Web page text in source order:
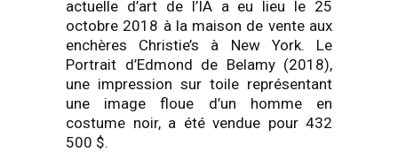
actuelle d’art de l’IA a eu lieu le 25
octobre 2018 à la maison de vente aux
enchères Christie’s à New York. Le
Portrait d’Edmond de Belamy (2018),
une impression sur toile représentant
une image floue d’un homme en
costume noir, a été vendue pour 432
500 $.